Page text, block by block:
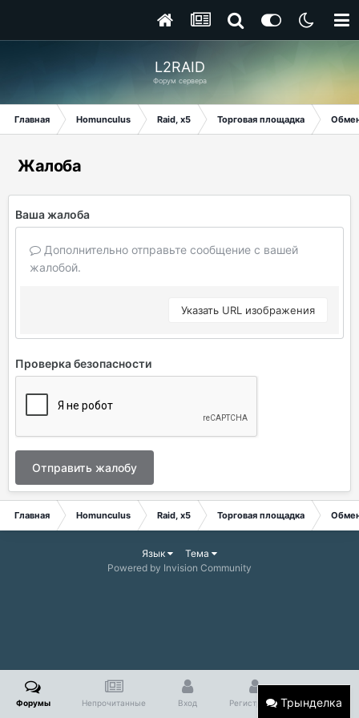
L2RAID
Форум сервера
Главная Homunculus Raid, x5 Торговая площадка
Жалоба
Ваша жалоба
Дополнительно отправьте сообщение с вашей
жалобой.
Указать URL изображения
Проверка безопасности
Отправить жалобу
Главная Homunculus Raid, x5 Торговая площадка
Трынделка
Язык
Тема
Powered by Invision Community
Форумы Непрочитанные Вход Регистрация Больше